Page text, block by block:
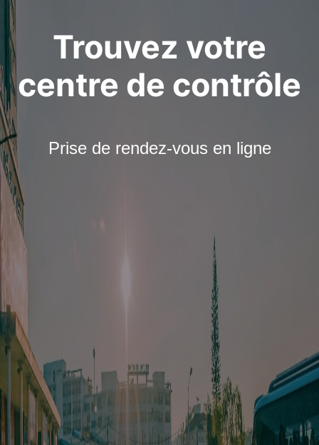
Trouvez votre
centre de contrôle
Prise de rendez-vous en ligne